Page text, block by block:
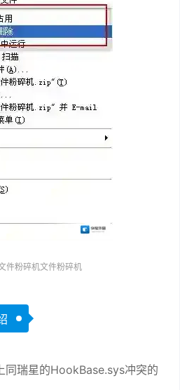
件粉碎机文件粉碎机
同瑞星的HookBase.sys冲突的